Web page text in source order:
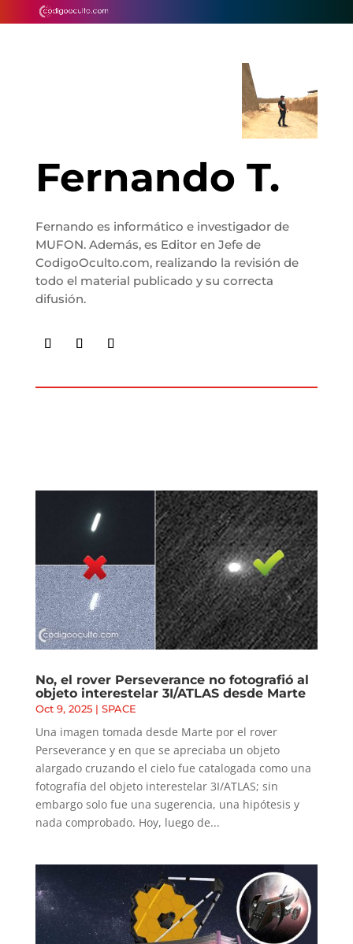
Fernando T.
Fernando es informático e investigador de
MUFON. Además, es Editor en Jefe de
CodigoOculto.com, realizando la revisión de
todo el material publicado y su correcta
difusión.
No, el rover Perseverance no fotografió al
objeto interestelar 3I/ATLAS desde Marte
Oct 9, 2025| SPACE
Una imagen tomada desde Marte por el rover
Perseverance y en que se apreciaba un objeto
alargado cruzando el cielo fue catalogada como una
fotografía del objeto interestelar 3I/ATLAS; sin
embargo solo fue una sugerencia, una hipótesis y
nada comprobado. Hoy, luego de...